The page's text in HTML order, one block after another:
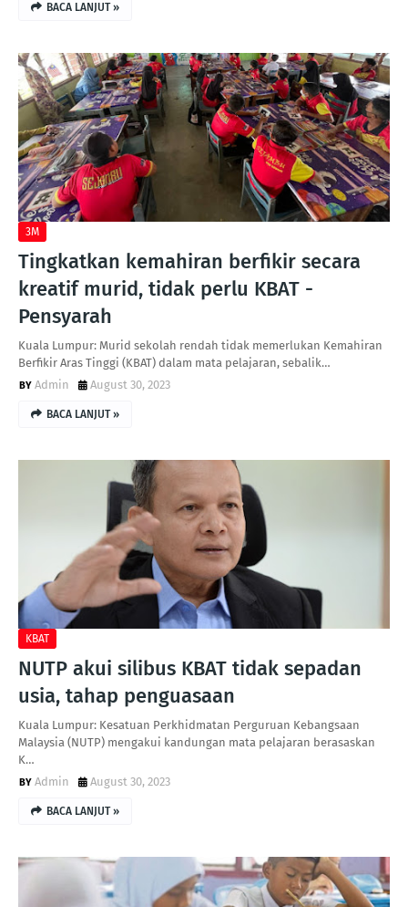
BACA LANJUT »
3M
Tingkatkan kemahiran berfikir secara
kreatif murid, tidak perlu KBAT -
Pensyarah
Kuala Lumpur: Murid sekolah rendah tidak memerlukan Kemahiran
Berfikir Aras Tinggi (KBAT) dalam mata pelajaran, sebalik…
Admin
August 30, 2023
BACA LANJUT »
KBAT
NUTP akui silibus KBAT tidak sepadan
usia, tahap penguasaan
Kuala Lumpur: Kesatuan Perkhidmatan Perguruan Kebangsaan
Malaysia (NUTP) mengakui kandungan mata pelajaran berasaskan
K…
Admin
August 30, 2023
BACA LANJUT »